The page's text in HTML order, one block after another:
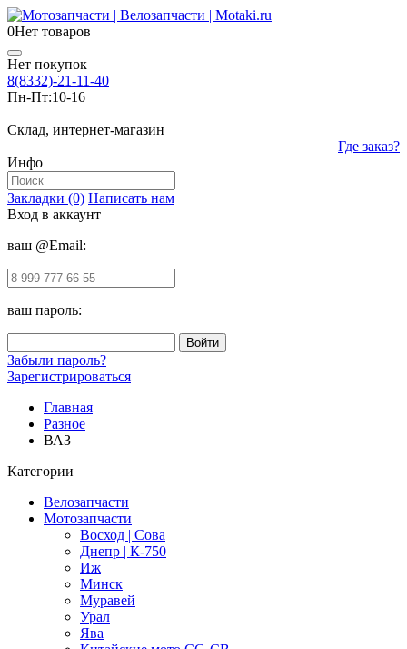
0Нет товаров
Нет покупок
8(8332)-21-11-40
Пн-Пт:10-16
Склад, интернет-магазин
Где заказ?
Инфо
Закладки (0) Написать нам
Вход в аккаунт
ваш @Email:
ваш пароль:
Забыли пароль?
Зарегистрироваться
Главная
Разное
ВАЗ
Категории
Велозапчасти
Мотозапчасти
Восход | Сова
Днепр | К-750
Иж
Минск
Муравей
Урал
Ява